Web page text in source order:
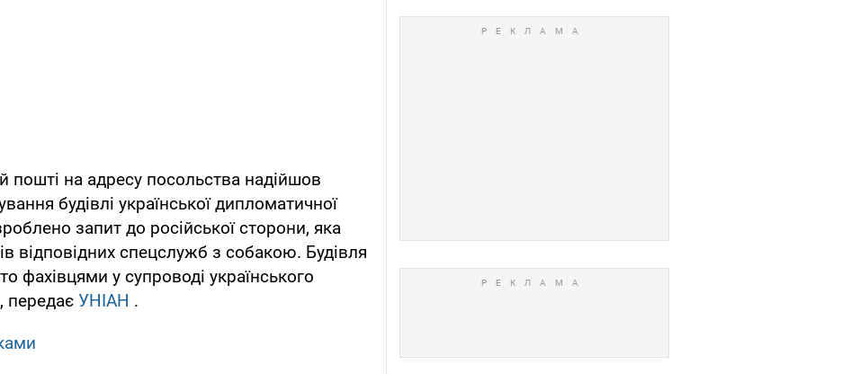
пошті на адресу посольства надійшов
будівлі української дипломатичної
запит до російської сторони, яка
відповідних спецслужб з собакою. Будівля
фахівцями у супроводі українського
передає УНІАН .